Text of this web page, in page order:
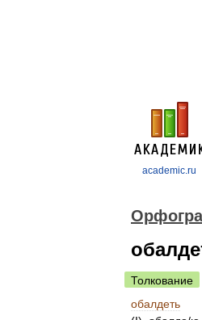
academic.ru
Толкование
обалдеть